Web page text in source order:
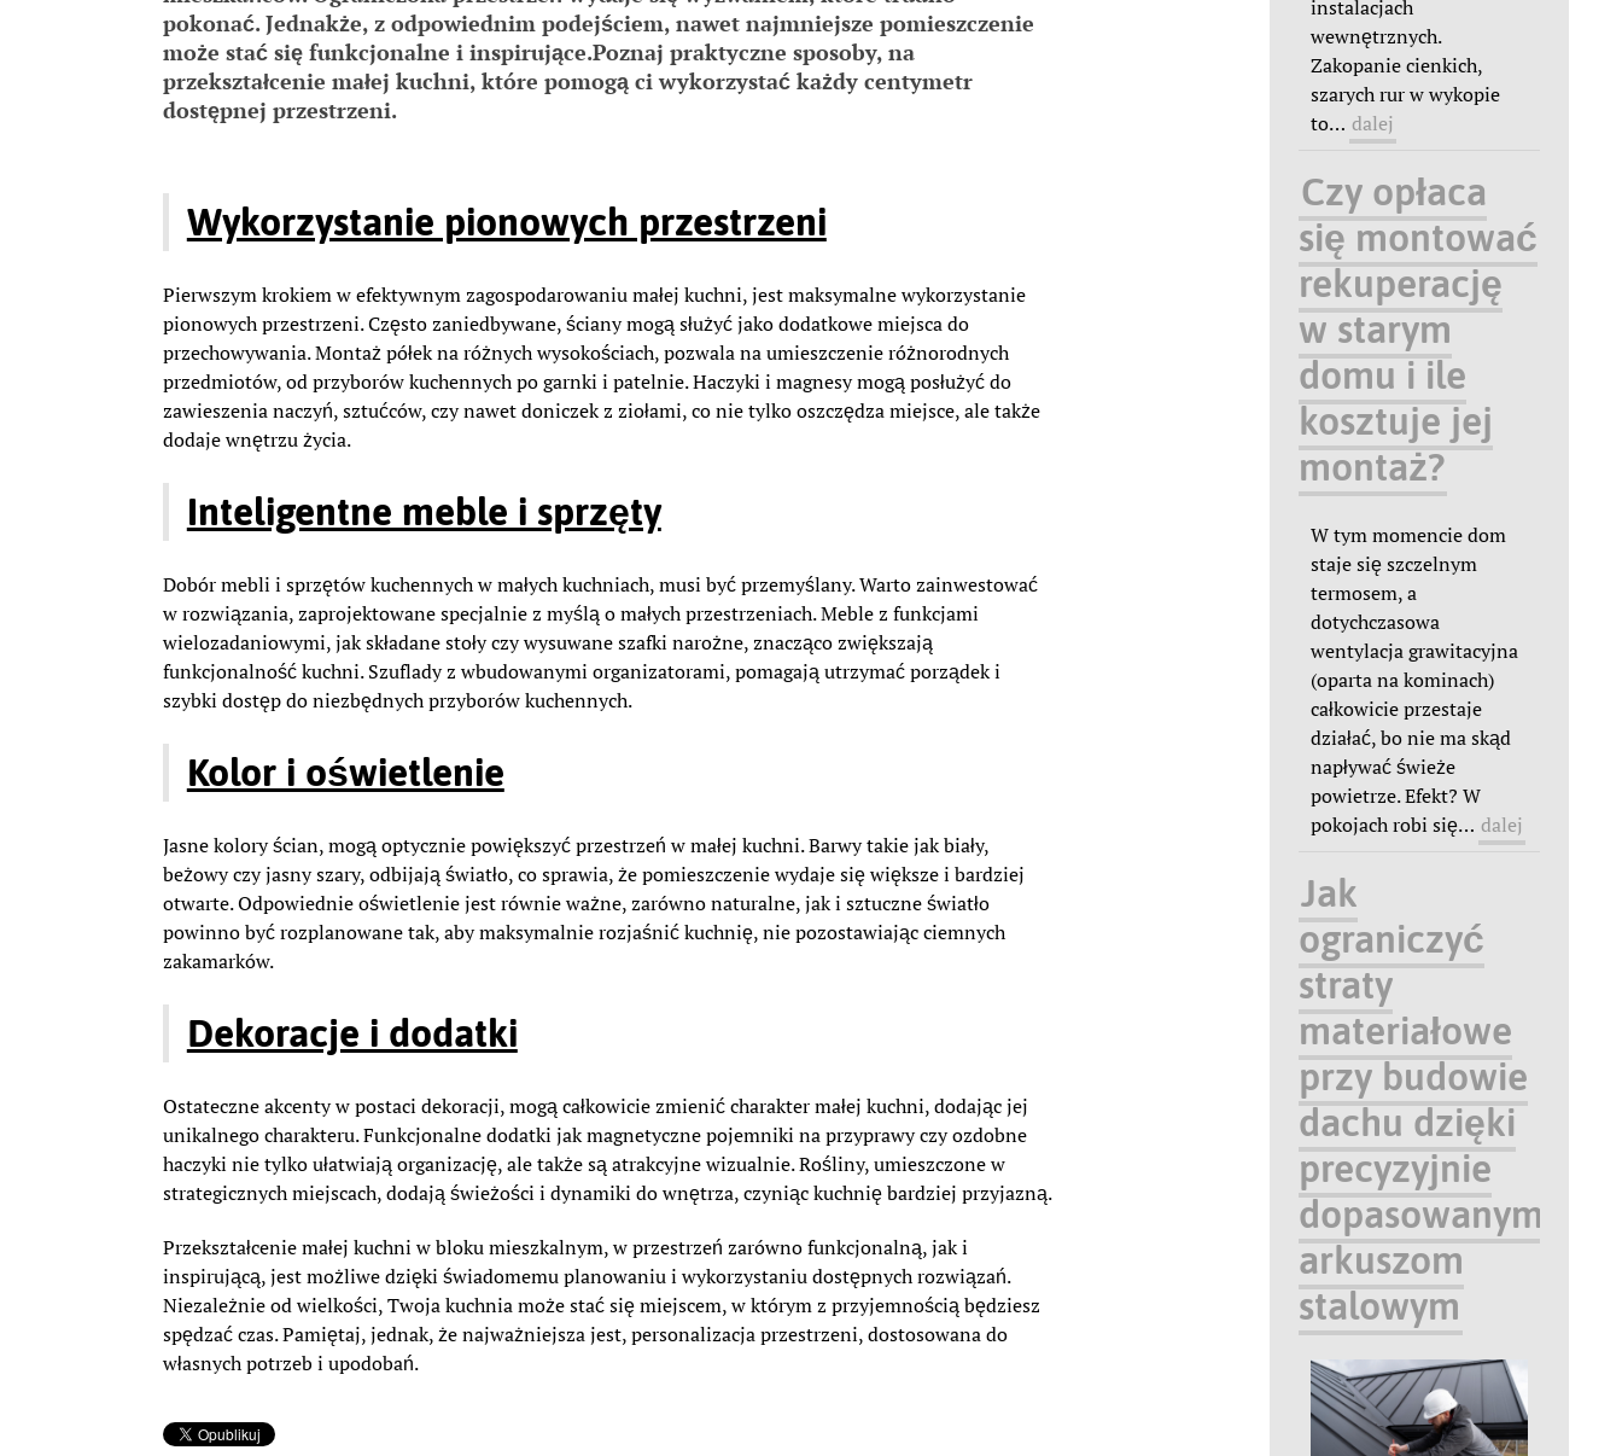
pokonać. Jednakże, z odpowiednim podejściem, nawet najmniejsze pomieszczenie
może stać się funkcjonalne i inspirujące.Poznaj praktyczne sposoby, na
przekształcenie małej kuchni, które pomogą ci wykorzystać każdy centymetr
dostępnej przestrzeni.
Wykorzystanie pionowych przestrzeni
Pierwszym krokiem w efektywnym zagospodarowaniu małej kuchni, jest maksymalne wykorzystanie
pionowych przestrzeni. Często zaniedbywane, ściany mogą służyć jako dodatkowe miejsca do
przechowywania. Montaż półek na różnych wysokościach, pozwala na umieszczenie różnorodnych
przedmiotów, od przyborów kuchennych po garnki i patelnie. Haczyki i magnesy mogą posłużyć do
zawieszenia naczyń, sztućców, czy nawet doniczek z ziołami, co nie tylko oszczędza miejsce, ale także
dodaje wnętrzu życia.
Inteligentne meble i sprzęty
Dobór mebli i sprzętów kuchennych w małych kuchniach, musi być przemyślany. Warto zainwestować
w rozwiązania, zaprojektowane specjalnie z myślą o małych przestrzeniach. Meble z funkcjami
wielozadaniowymi, jak składane stoły czy wysuwane szafki narożne, znacząco zwiększają
funkcjonalność kuchni. Szuflady z wbudowanymi organizatorami, pomagają utrzymać porządek i
szybki dostęp do niezbędnych przyborów kuchennych.
Kolor i oświetlenie
Jasne kolory ścian, mogą optycznie powiększyć przestrzeń w małej kuchni. Barwy takie jak biały,
beżowy czy jasny szary, odbijają światło, co sprawia, że pomieszczenie wydaje się większe i bardziej
otwarte. Odpowiednie oświetlenie jest równie ważne, zarówno naturalne, jak i sztuczne światło
powinno być rozplanowane tak, aby maksymalnie rozjaśnić kuchnię, nie pozostawiając ciemnych
zakamarków.
Dekoracje i dodatki
Ostateczne akcenty w postaci dekoracji, mogą całkowicie zmienić charakter małej kuchni, dodając jej
unikalnego charakteru. Funkcjonalne dodatki jak magnetyczne pojemniki na przyprawy czy ozdobne
haczyki nie tylko ułatwiają organizację, ale także są atrakcyjne wizualnie. Rośliny, umieszczone w
strategicznych miejscach, dodają świeżości i dynamiki do wnętrza, czyniąc kuchnię bardziej przyjazną.
Przekształcenie małej kuchni w bloku mieszkalnym, w przestrzeń zarówno funkcjonalną, jak i
inspirującą, jest możliwe dzięki świadomemu planowaniu i wykorzystaniu dostępnych rozwiązań.
Niezależnie od wielkości, Twoja kuchnia może stać się miejscem, w którym z przyjemnością będziesz
spędzać czas. Pamiętaj, jednak, że najważniejsza jest, personalizacja przestrzeni, dostosowana do
własnych potrzeb i upodobań.
instalacjach
wewnętrznych.
Zakopanie cienkich,
szarych rur w wykopie
to… dalej
Czy opłaca
się montować
rekuperację
w starym
domu i ile
kosztuje jej
montaż?
W tym momencie dom
staje się szczelnym
termosem, a
dotychczasowa
wentylacja grawitacyjna
(oparta na kominach)
całkowicie przestaje
działać, bo nie ma skąd
napływać świeże
powietrze. Efekt? W
pokojach robi się… dalej
Jak
ograniczyć
straty
materiałowe
przy budowie
dachu dzięki
precyzyjnie
dopasowanym
arkuszom
stalowym